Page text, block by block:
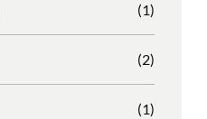
(1)
(2)
(1)